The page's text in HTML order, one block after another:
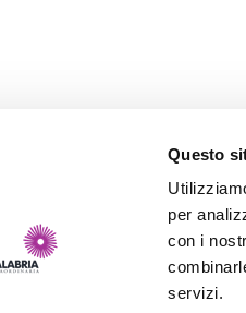
Questo
per
con i
servizi.